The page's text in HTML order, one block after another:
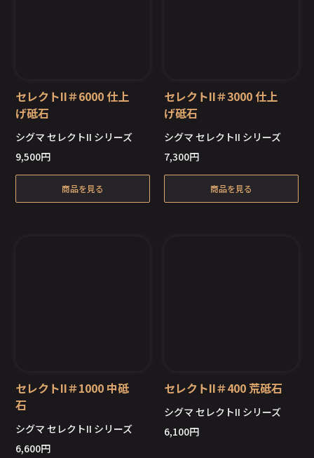
在庫切れ
セレクトII＃6000 仕上
げ砥石
シグマ セレクトII シリーズ
9,500円
商品を見る
在庫切れ
セレクトII＃3000 仕上
げ砥石
シグマ セレクトII シリーズ
7,300円
商品を見る
在庫切れ
セレクトII＃1000 中砥
石
シグマ セレクトII シリーズ
6,600円
セレクトII＃400 荒砥石
シグマ セレクトII シリーズ
6,100円